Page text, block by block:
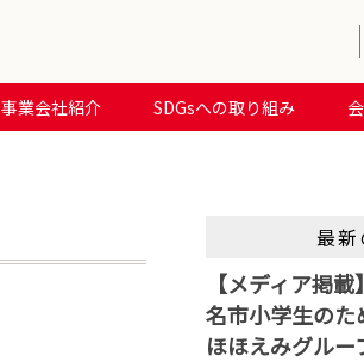
事業会社紹介 SDGsへの取り組み
最新
【メディア掲
名市小学生のた
ほほえみグル